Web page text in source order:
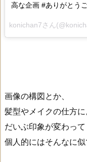
高な企画 #ありがとう
konichan7さん
画像の構図とか、
髪型やメイクの仕方
だいぶ印象が変わって
個人的にはそんなに